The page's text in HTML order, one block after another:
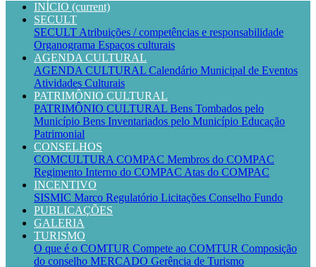
INÍCIO (current)
SECULT
SECULT Atribuições / competências e responsabilidade
Organograma Espaços culturais
AGENDA CULTURAL
AGENDA CULTURAL Calendário Municipal de Eventos
Atividades Culturais
PATRIMÔNIO CULTURAL
PATRIMÔNIO CULTURAL Bens Tombados pelo
Município Bens Inventariados pelo Município Educação
Patrimonial
CONSELHOS
COMCULTURA COMPAC Membros do COMPAC
Regimento Interno do COMPAC Atas do COMPAC
INCENTIVO
SISMIC Marco Regulatório Licitações Conselho Fundo
PUBLICAÇÕES
GALERIA
TURISMO
O que é o COMTUR Compete ao COMTUR Composição
do conselho MERCADO Gerência de Turismo